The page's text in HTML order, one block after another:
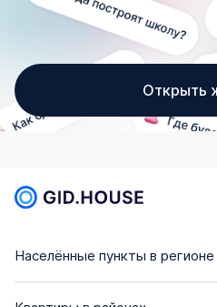
Открыть
Населённые пункты в регионе